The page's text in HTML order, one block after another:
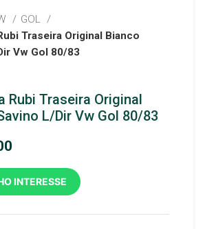
GOL
Traseira Original Bianco
Vw Gol 80/83
Rubi Traseira Original
L/Dir Vw Gol 80/83
INTERESSE